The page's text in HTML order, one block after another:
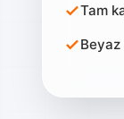
Tam